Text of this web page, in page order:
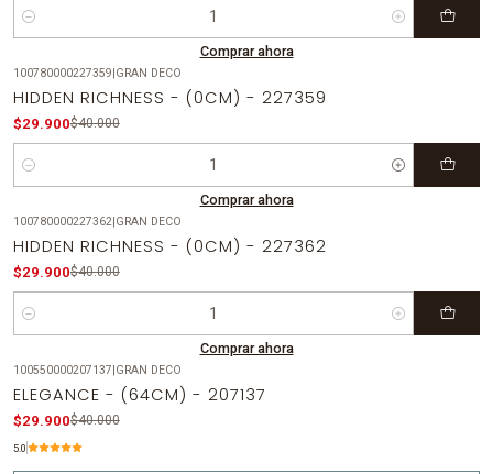
Cantidad
Comprar ahora
100780000227359|GRAN DECO
HIDDEN RICHNESS - (0CM) - 227359
$29.900$40.000
Cantidad
Comprar ahora
100780000227362|GRAN DECO
HIDDEN RICHNESS - (0CM) - 227362
$29.900$40.000
Cantidad
Comprar ahora
Agotado
100550000207137|GRAN DECO
ELEGANCE - (64CM) - 207137
$29.900$40.000
5.0